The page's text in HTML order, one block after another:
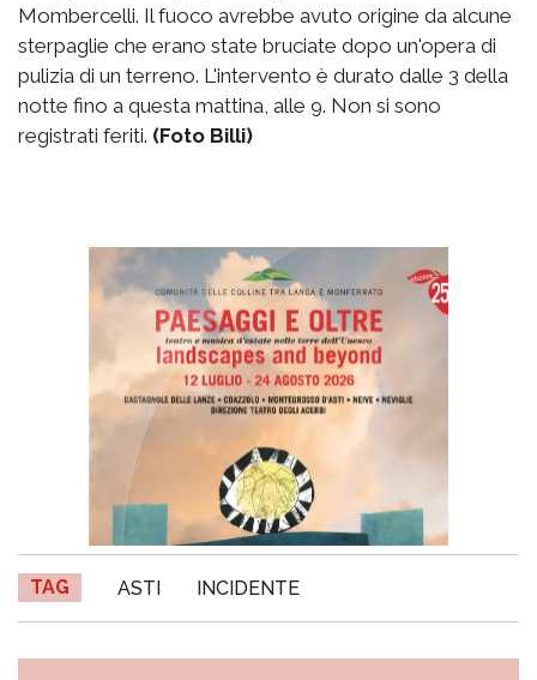
Mombercelli. Il fuoco avrebbe avuto origine da alcune
sterpaglie che erano state bruciate dopo un'opera di
pulizia di un terreno. L'intervento è durato dalle 3 della
notte fino a questa mattina, alle 9. Non si sono
registrati feriti. (Foto Billi)
TAG ASTI INCIDENTE